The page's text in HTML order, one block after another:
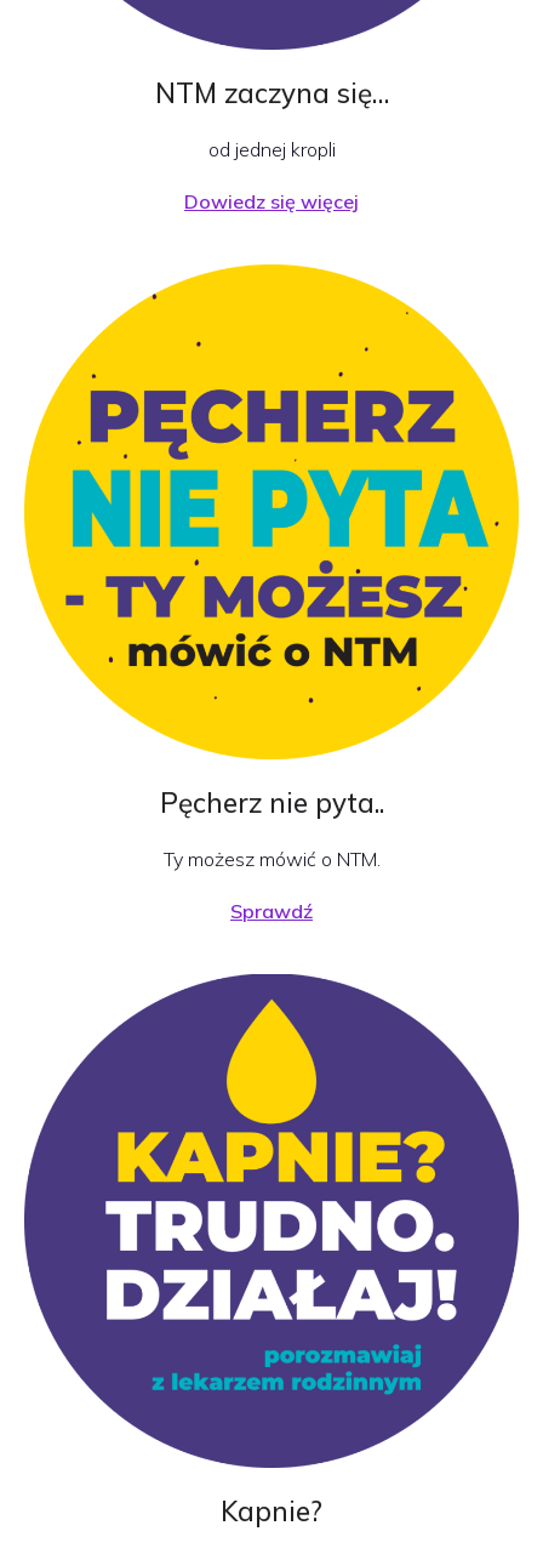
NTM zaczyna się…
od jednej kropli
Dowiedz się więcej
Pęcherz nie pyta..
Ty możesz mówić o NTM.
Sprawdź
Kapnie?